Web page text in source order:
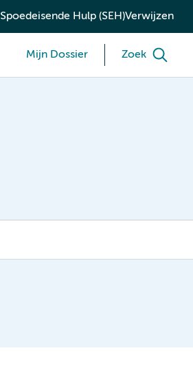
Spoedeisende Hulp (SEH)Verwijzen
Mijn Dossier Zoek